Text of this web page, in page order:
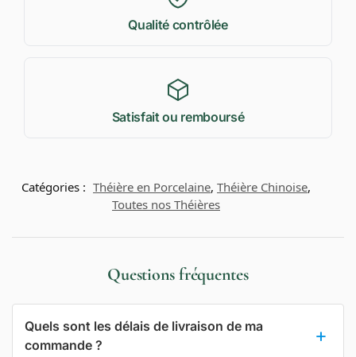
Qualité contrôlée
Satisfait ou remboursé
Catégories : Théière en Porcelaine, Théière Chinoise,
Toutes nos Théières
Questions fréquentes
Quels sont les délais de livraison de ma
commande ?